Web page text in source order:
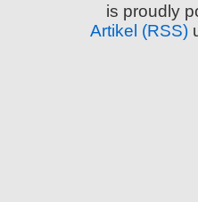
is proudly
Artikel (RSS)